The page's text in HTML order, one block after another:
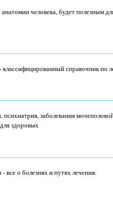
человека, будет полезным
справочник по
заболевания
здоровых
о болезнях и путях лечения.